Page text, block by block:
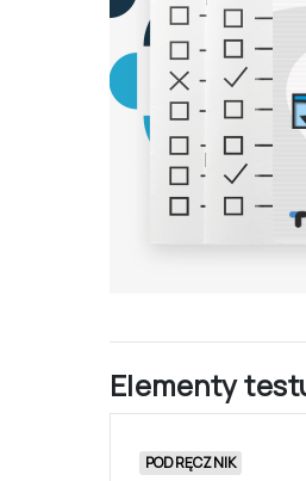
Elementy
PODRĘCZNIK